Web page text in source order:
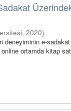
,2020)
deneyiminin e-
ortamda kitap